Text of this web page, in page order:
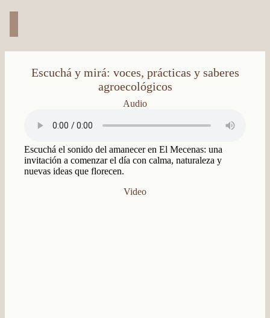
Escuchá y mirá: voces, prácticas y saberes
agroecológicos
Audio
Escuchá el sonido del amanecer en El Mecenas: una
invitación a comenzar el día con calma, naturaleza y
nuevas ideas que florecen.
Video